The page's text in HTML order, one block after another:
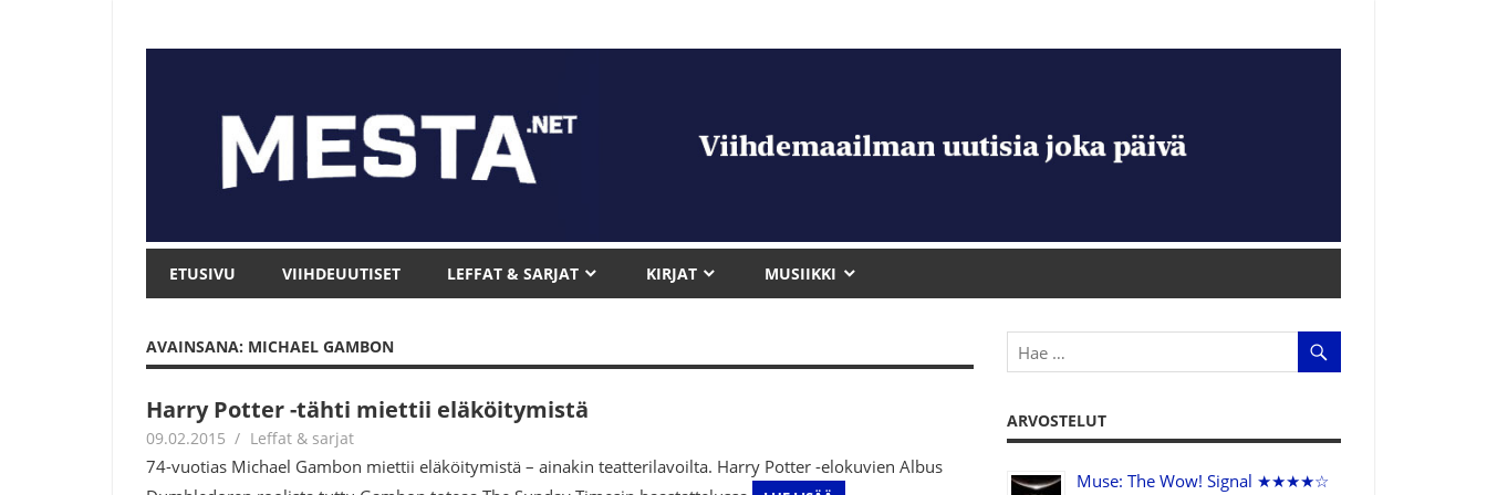
Mesta.net
ETUSIVU VIIHDEUUTISET LEFFAT & SARJAT KIRJAT MUSIIKKI
AVAINSANA: MICHAEL GAMBON
Harry Potter -tähti miettii eläköitymistä
09.02.2015 mestanet
Leffat & sarjat
74-vuotias Michael Gambon miettii eläköitymistä – ainakin teatterilavoilta. Harry Potter -elokuvien Albus
ARVOSTELUT
Muse: The Wow! Signal ★★★★☆